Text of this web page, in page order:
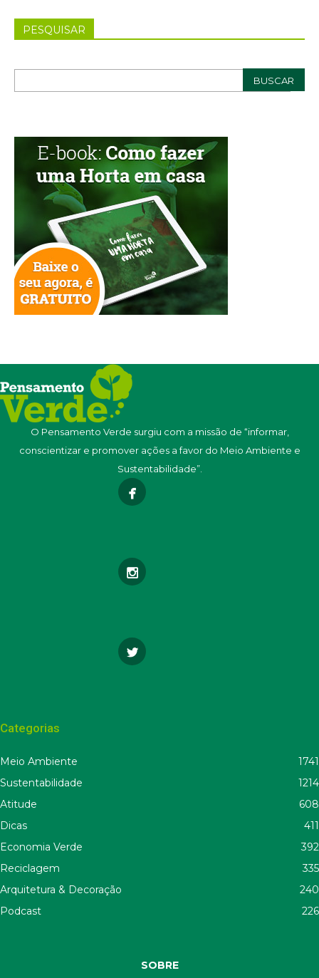
PESQUISAR
O Pensamento Verde surgiu com a missão de “informar,
conscientizar e promover ações a favor do Meio Ambiente e
Sustentabilidade”.
Categorias
Meio Ambiente
1741
Sustentabilidade
1214
Atitude
608
Dicas
411
Economia Verde
392
Reciclagem
335
Arquitetura & Decoração
240
Podcast
226
SOBRE